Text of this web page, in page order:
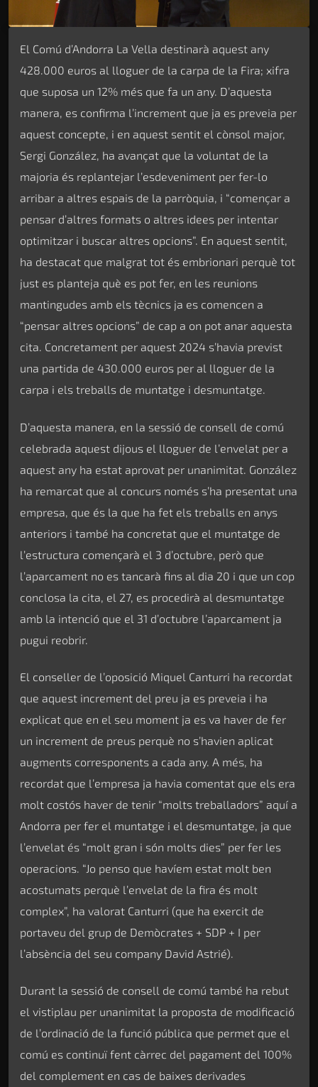
El Comú d’Andorra La Vella destinarà aquest any
428.000 euros al lloguer de la carpa de la Fira; xifra
que suposa un 12% més que fa un any. D’aquesta
manera, es confirma l’increment que ja es preveia per
aquest concepte, i en aquest sentit el cònsol major,
Sergi González, ha avançat que la voluntat de la
majoria és replantejar l’esdeveniment per fer-lo
arribar a altres espais de la parròquia, i “començar a
pensar d’altres formats o altres idees per intentar
optimitzar i buscar altres opcions”. En aquest sentit,
ha destacat que malgrat tot és embrionari perquè tot
just es planteja què es pot fer, en les reunions
mantingudes amb els tècnics ja es comencen a
“pensar altres opcions” de cap a on pot anar aquesta
cita. Concretament per aquest 2024 s’havia previst
una partida de 430.000 euros per al lloguer de la
carpa i els treballs de muntatge i desmuntatge.
D’aquesta manera, en la sessió de consell de comú
celebrada aquest dijous el lloguer de l’envelat per a
aquest any ha estat aprovat per unanimitat. González
ha remarcat que al concurs només s’ha presentat una
empresa, que és la que ha fet els treballs en anys
anteriors i també ha concretat que el muntatge de
l’estructura començarà el 3 d’octubre, però que
l’aparcament no es tancarà fins al dia 20 i que un cop
conclosa la cita, el 27, es procedirà al desmuntatge
amb la intenció que el 31 d’octubre l’aparcament ja
pugui reobrir.
El conseller de l’oposició Miquel Canturri ha recordat
que aquest increment del preu ja es preveia i ha
explicat que en el seu moment ja es va haver de fer
un increment de preus perquè no s’havien aplicat
augments corresponents a cada any. A més, ha
recordat que l’empresa ja havia comentat que els era
molt costós haver de tenir “molts treballadors” aquí a
Andorra per fer el muntatge i el desmuntatge, ja que
l’envelat és “molt gran i són molts dies” per fer les
operacions. “Jo penso que havíem estat molt ben
acostumats perquè l’envelat de la fira és molt
complex”, ha valorat Canturri (que ha exercit de
portaveu del grup de Demòcrates + SDP + I per
l’absència del seu company David Astrié).
Durant la sessió de consell de comú també ha rebut
el vistiplau per unanimitat la proposta de modificació
de l’ordinació de la funció pública que permet que el
comú es continuï fent càrrec del pagament del 100%
del complement en cas de baixes derivades